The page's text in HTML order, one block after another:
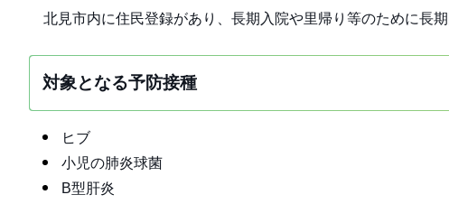
北見市内に住民登録があり、長期入院や里帰り等のために長
対象となる予防接種
ヒブ
小児の肺炎球菌
B型肝炎